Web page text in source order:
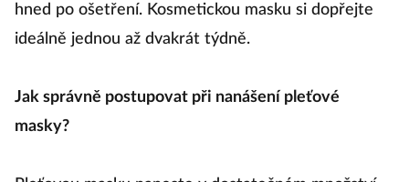
hned po ošetření. Kosmetickou masku si dopřejte
ideálně jednou až dvakrát týdně.
Jak správně postupovat při nanášení pleťové
masky?